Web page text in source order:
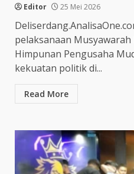
Editor 25 Mei 2026
pelaksanaan
Himpunan Pengusaha
kekuatan politik di...
Read More